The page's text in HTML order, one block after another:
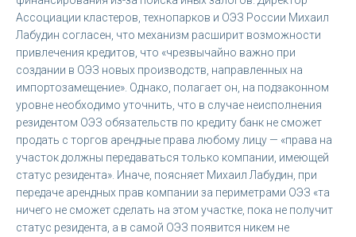
Ассоциации кластеров, технопарков и ОЭЗ России Михаил
Лабудин согласен, что механизм расширит возможности
привлечения кредитов, что «чрезвычайно важно при
создании в ОЭЗ новых производств, направленных на
импортозамещение». Однако, полагает он, на подзаконном
уровне необходимо уточнить, что в случае неисполнения
резидентом ОЭЗ обязательств по кредиту банк не сможет
продать с торгов арендные права любому лицу — «права на
участок должны передаваться только компании, имеющей
статус резидента». Иначе, поясняет Михаил Лабудин, при
передаче арендных прав компании за периметрами ОЭЗ «та
ничего не сможет сделать на этом участке, пока не получит
статус резидента, а в самой ОЭЗ появится никем не